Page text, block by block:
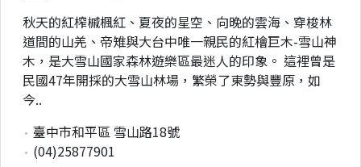
秋天的紅榨槭楓紅、夏夜的星空、向晚的雲海、穿梭林
道間的山羌、帝雉與大台中唯一親民的紅檜巨木-雪山神
木，是大雪山國家森林遊樂區最迷人的印象。 這裡曾是
民國47年開採的大雪山林場，繁榮了東勢與豐原，如
今..
臺中市和平區 雪山路18號
(04)25877901